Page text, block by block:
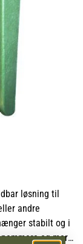
løsning til
andre
stabilt og i
og mere